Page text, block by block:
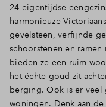
24 eigentijdse
harmonieuze
gevelsteen, verfijnde
schoorstenen en ramen
bieden ze een ruim
het échte goud zit
berging. Ook is er veel
woningen. Denk aan